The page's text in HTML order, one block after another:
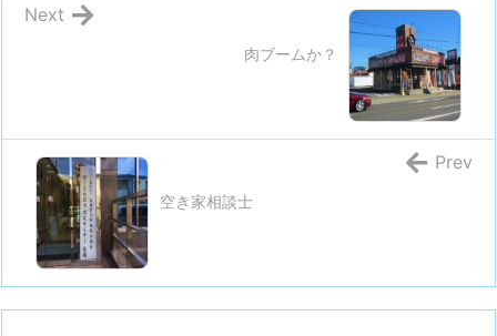
肉ブームか？
Next
空き家相談士
Prev